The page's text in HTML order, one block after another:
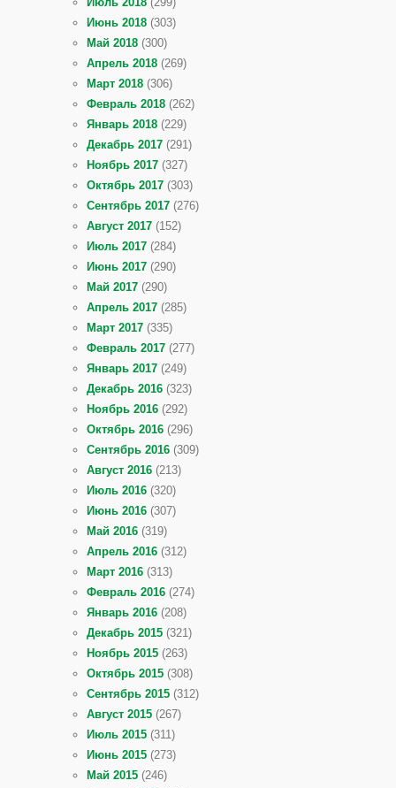
Июнь 2018 (303)
Май 2018 (300)
Апрель 2018 (269)
Март 2018 (306)
Февраль 2018 (262)
Январь 2018 (229)
Декабрь 2017 (291)
Ноябрь 2017 (327)
Октябрь 2017 (303)
Сентябрь 2017 (276)
Август 2017 (152)
Июль 2017 (284)
Июнь 2017 (290)
Май 2017 (290)
Апрель 2017 (285)
Март 2017 (335)
Февраль 2017 (277)
Январь 2017 (249)
Декабрь 2016 (323)
Ноябрь 2016 (292)
Октябрь 2016 (296)
Сентябрь 2016 (309)
Август 2016 (213)
Июль 2016 (320)
Июнь 2016 (307)
Май 2016 (319)
Апрель 2016 (312)
Март 2016 (313)
Февраль 2016 (274)
Январь 2016 (208)
Декабрь 2015 (321)
Ноябрь 2015 (263)
Октябрь 2015 (308)
Сентябрь 2015 (312)
Август 2015 (267)
Июль 2015 (311)
Июнь 2015 (273)
Май 2015 (246)